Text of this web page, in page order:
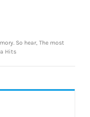
So hear, The most
Hits